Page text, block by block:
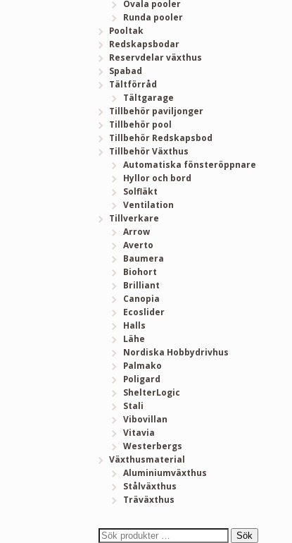
Ovala pooler
Runda pooler
Pooltak
Redskapsbodar
Reservdelar växthus
Spabad
Tältförråd
Tältgarage
Tillbehör paviljonger
Tillbehör pool
Tillbehör Redskapsbod
Tillbehör Växthus
Automatiska fönsteröppnare
Hyllor och bord
Solfläkt
Ventilation
Tillverkare
Arrow
Averto
Baumera
Biohort
Brilliant
Canopia
Ecoslider
Halls
Lähe
Nordiska Hobbydrivhus
Palmako
Poligard
ShelterLogic
Stali
Vibovillan
Vitavia
Westerbergs
Växthusmaterial
Aluminiumväxthus
Stålväxthus
Träväxthus
Sök